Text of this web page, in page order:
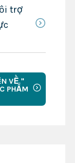
trợ
VỀ "
PHẨM